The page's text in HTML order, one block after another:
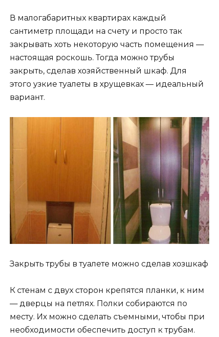
В малогабаритных квартирах каждый
сантиметр площади на счету и просто так
закрывать хоть некоторую часть помещения —
настоящая роскошь. Тогда можно трубы
закрыть, сделав хозяйственный шкаф. Для
этого узкие туалеты в хрущевках — идеальный
вариант.
Закрыть трубы в туалете можно сделав хозшкаф
К стенам с двух сторон крепятся планки, к ним
— дверцы на петлях. Полки собираются по
месту. Их можно сделать съемными, чтобы при
необходимости обеспечить доступ к трубам.